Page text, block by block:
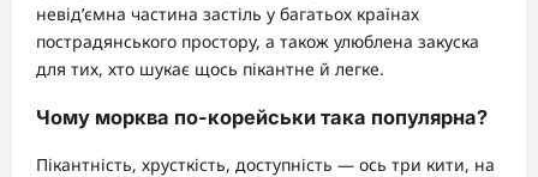
невід’ємна частина застіль у багатьох країнах
пострадянського простору, а також улюблена закуска
для тих, хто шукає щось пікантне й легке.
Чому морква по-корейськи така популярна?
Пікантність, хрусткість, доступність — ось три кити, на